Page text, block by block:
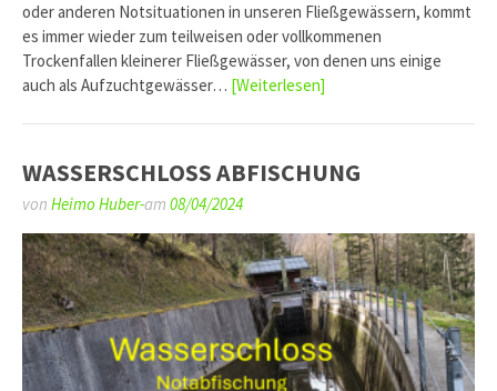
oder anderen Notsituationen in unseren Fließgewässern, kommt
es immer wieder zum teilweisen oder vollkommenen
Trockenfallen kleinerer Fließgewässer, von denen uns einige
auch als Aufzuchtgewässer… [Weiterlesen]
WASSERSCHLOSS ABFISCHUNG
von Heimo Huber-am 08/04/2024